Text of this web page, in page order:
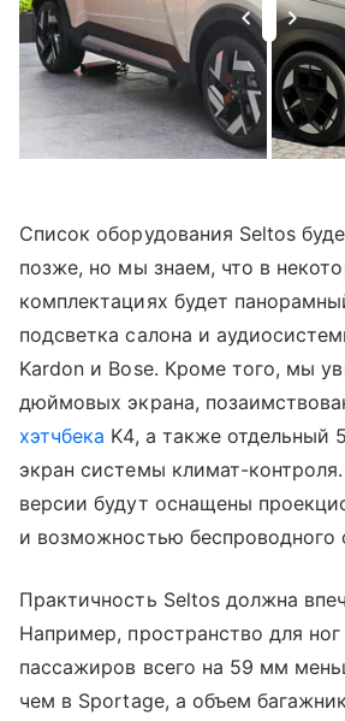
Список оборудования Seltos
позже, но мы знаем, что в
комплектациях будет
подсветка салона и
Kardon и Bose. Кроме того, мы
дюймовых экрана,
хэтчбека K4, а также
экран системы климат-
версии будут оснащены
и возможностью беспроводного
Практичность Seltos должна
Например, пространство для ног
пассажиров всего на 59 мм
чем в Sportage, а объем